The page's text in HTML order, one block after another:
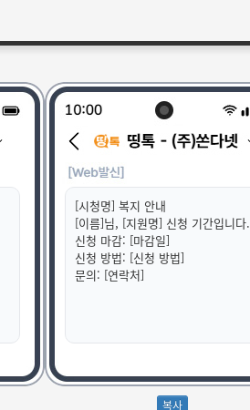
[시청명] 복지 안내
[이름]님, [지원명] 신청 기간입니다.
신청 마감: [마감일]
신청 방법: [신청 방법]
문의: [연락처]